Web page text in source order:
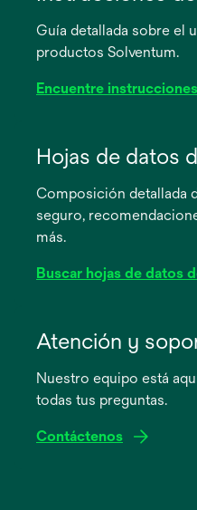
Guía detallada sobre el
productos Solventum.
Encuentre
abre
pestaña
nueva
Hojas de datos
Composición detallada
seguro,
más.
Buscar hojas de datos
abre
pestaña
Atención y
Nuestro equipo está
todas tus preguntas.
Contáctenos